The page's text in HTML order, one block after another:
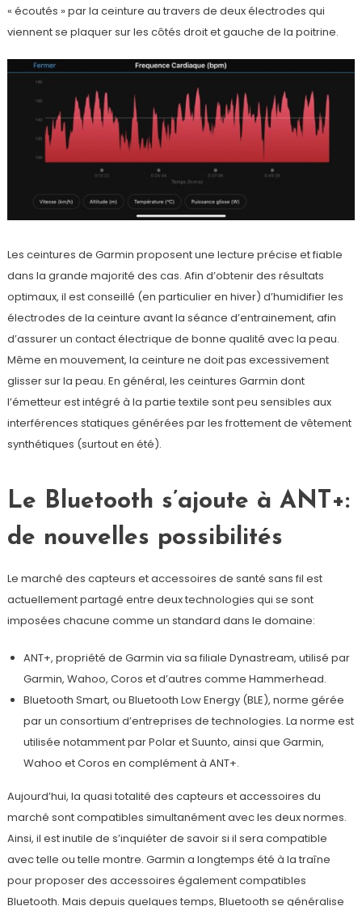
« écoutés » par la ceinture au travers de deux électrodes qui
viennent se plaquer sur les côtés droit et gauche de la poitrine.
Les ceintures de Garmin proposent une lecture précise et fiable
dans la grande majorité des cas. Afin d’obtenir des résultats
optimaux, il est conseillé (en particulier en hiver) d’humidifier les
électrodes de la ceinture avant la séance d’entrainement, afin
d’assurer un contact électrique de bonne qualité avec la peau.
Même en mouvement, la ceinture ne doit pas excessivement
glisser sur la peau. En général, les ceintures Garmin dont
l’émetteur est intégré à la partie textile sont peu sensibles aux
interférences statiques générées par les frottement de vêtement
synthétiques (surtout en été).
Le Bluetooth s’ajoute à ANT+:
de nouvelles possibilités
Le marché des capteurs et accessoires de santé sans fil est
actuellement partagé entre deux technologies qui se sont
imposées chacune comme un standard dans le domaine:
ANT+, propriété de Garmin via sa filiale Dynastream, utilisé par
Garmin, Wahoo, Coros et d’autres comme Hammerhead.
Bluetooth Smart, ou Bluetooth Low Energy (BLE), norme gérée
par un consortium d’entreprises de technologies. La norme est
utilisée notamment par Polar et Suunto, ainsi que Garmin,
Wahoo et Coros en complément à ANT+.
Aujourd’hui, la quasi totalité des capteurs et accessoires du
marché sont compatibles simultanément avec les deux normes.
Ainsi, il est inutile de s’inquiéter de savoir si il sera compatible
avec telle ou telle montre. Garmin a longtemps été à la traîne
pour proposer des accessoires également compatibles
Bluetooth. Mais depuis quelques temps, Bluetooth se généralise